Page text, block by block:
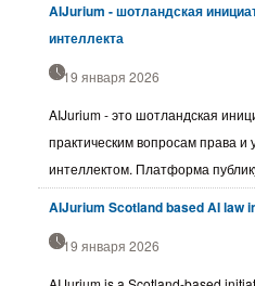
AIJurium - шотландская
интеллекта
19 января 2026
AIJurium - это шотландская
практическим вопросам права и
интеллектом. Платформа
AIJurium Scotland based AI law
19 января 2026